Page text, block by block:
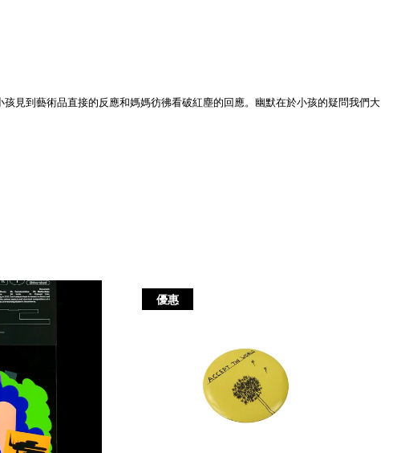
見到藝術品直接的反應和媽媽彷彿看破紅塵的回應。幽默在於小孩的疑問我們大
優惠